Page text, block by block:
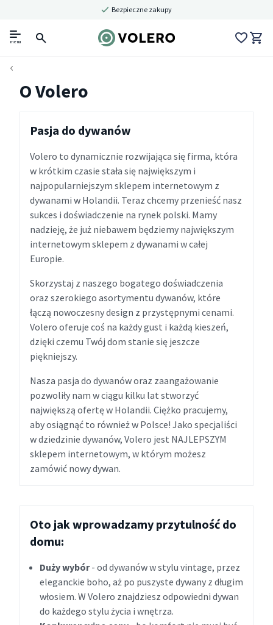
Bezpieczne zakupy
menu
O Volero
Pasja do dywanów
Volero to dynamicznie rozwijająca się firma, która
w krótkim czasie stała się największym i
najpopularniejszym sklepem internetowym z
dywanami w Holandii. Teraz chcemy przenieść nasz
sukces i doświadczenie na rynek polski. Mamy
nadzieję, że już niebawem będziemy największym
internetowym sklepem z dywanami w całej
Europie.
Skorzystaj z naszego bogatego doświadczenia
oraz szerokiego asortymentu dywanów, które
łączą nowoczesny design z przystępnymi cenami.
Volero oferuje coś na każdy gust i każdą kieszeń,
dzięki czemu Twój dom stanie się jeszcze
piękniejszy.
Nasza pasja do dywanów oraz zaangażowanie
pozwoliły nam w ciągu kilku lat stworzyć
największą ofertę w Holandii. Ciężko pracujemy,
aby osiągnąć to również w Polsce! Jako specjaliści
w dziedzinie dywanów, Volero jest NAJLEPSZYM
sklepem internetowym, w którym możesz
zamówić nowy dywan.
Oto jak wprowadzamy przytulność do
domu:
Duży wybór- od dywanów w stylu vintage, przez
eleganckie boho, aż po puszyste dywany z długim
włosiem. W Volero znajdziesz odpowiedni dywan
do każdego stylu życia i wnętrza.